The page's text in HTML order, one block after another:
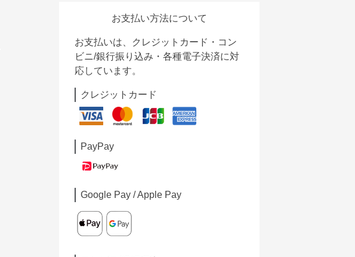
お支払い方法について
お支払いは、クレジットカード・コン
ビニ/銀行振り込み・各種電子決済に対
応しています。
クレジットカード
PayPay
Google Pay / Apple Pay